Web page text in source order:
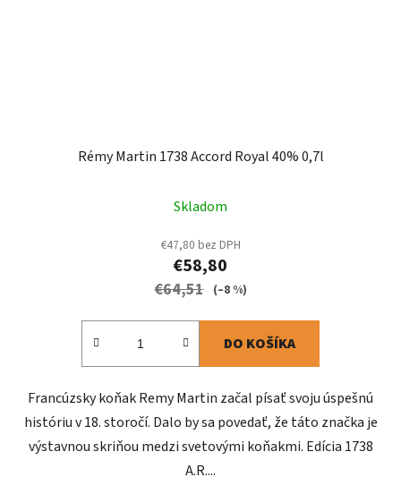
Rémy Martin 1738 Accord Royal 40% 0,7l
Skladom
€47,80 bez DPH
€58,80
€64,51 (–8 %)
DO KOŠÍKA
Francúzsky koňak Remy Martin začal písať svoju úspešnú
históriu v 18. storočí. Dalo by sa povedať, že táto značka je
výstavnou skriňou medzi svetovými koňakmi. Edícia 1738
A.R....